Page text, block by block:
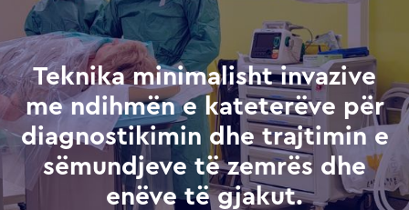
Teknika minimalisht invazive
me ndihmën e kateterëve për
diagnostikimin dhe trajtimin e
sëmundjeve të zemrës dhe
enëve të gjakut.